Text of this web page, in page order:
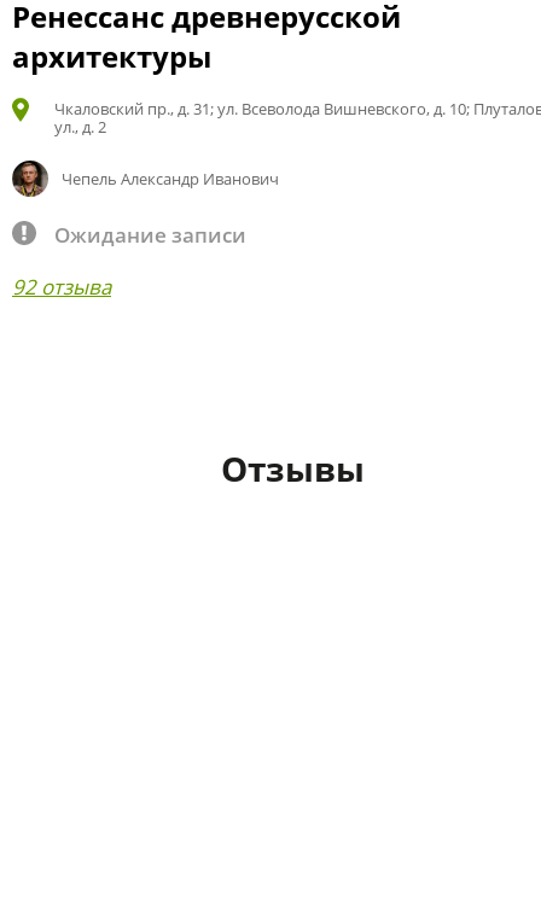
Ренессанс древнерусской
архитектуры
Чкаловский пр., д. 31; ул. Всеволода Вишневского, д. 10;
ул., д. 2
Чепель Александр Иванович
Ожидание записи
92 отзыва
Отзывы